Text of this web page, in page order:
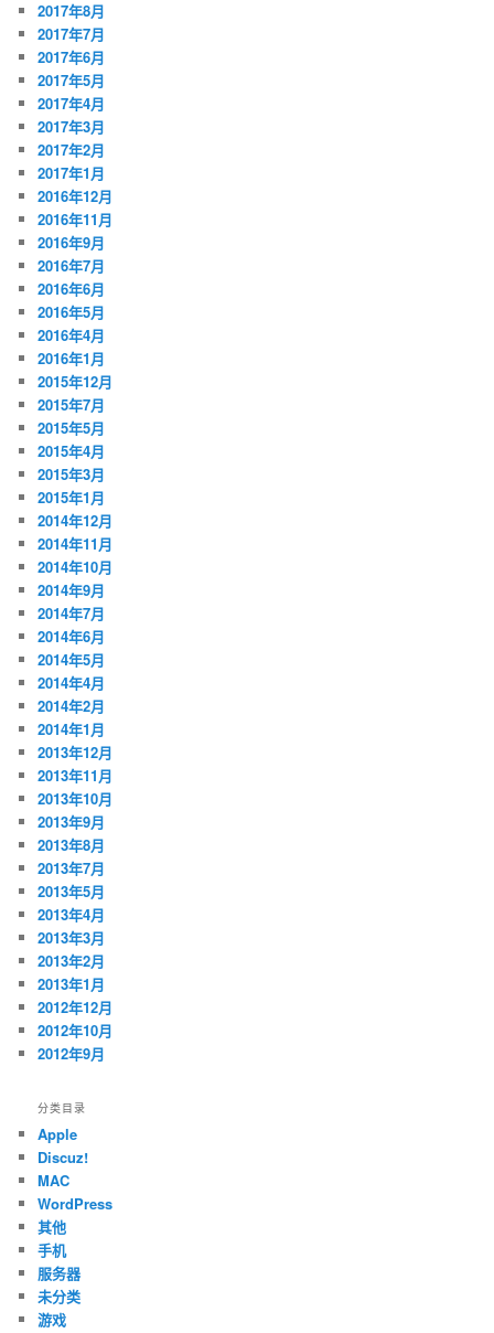
2017年8月
2017年7月
2017年6月
2017年5月
2017年4月
2017年3月
2017年2月
2017年1月
2016年12月
2016年11月
2016年9月
2016年7月
2016年6月
2016年5月
2016年4月
2016年1月
2015年12月
2015年7月
2015年5月
2015年4月
2015年3月
2015年1月
2014年12月
2014年11月
2014年10月
2014年9月
2014年7月
2014年6月
2014年5月
2014年4月
2014年2月
2014年1月
2013年12月
2013年11月
2013年10月
2013年9月
2013年8月
2013年7月
2013年5月
2013年4月
2013年3月
2013年2月
2013年1月
2012年12月
2012年10月
2012年9月
分类目录
Apple
Discuz!
MAC
WordPress
其他
手机
服务器
未分类
游戏